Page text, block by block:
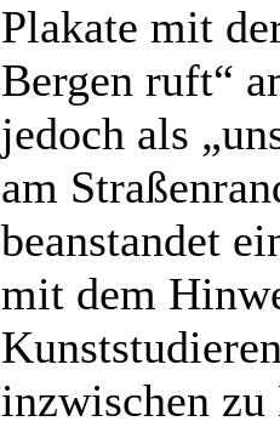
Plakate mit
Bergen ruft“
jedoch als
am
beanstandet
mit dem
inzwischen